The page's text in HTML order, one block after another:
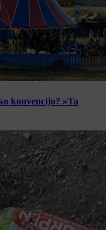
konvencijo? »Ta